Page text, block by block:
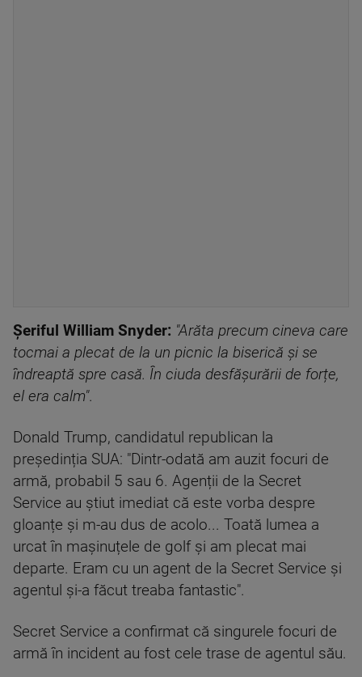
Șeriful William Snyder: "Arăta precum cineva care
tocmai a plecat de la un picnic la biserică și se
îndreaptă spre casă. În ciuda desfășurării de forțe,
el era calm".
Donald Trump, candidatul republican la
președinția SUA: "Dintr-odată am auzit focuri de
armă, probabil 5 sau 6. Agenții de la Secret
Service au știut imediat că este vorba despre
gloanțe și m-au dus de acolo... Toată lumea a
urcat în mașinuțele de golf și am plecat mai
departe. Eram cu un agent de la Secret Service și
agentul și-a făcut treaba fantastic".
Secret Service a confirmat că singurele focuri de
armă în incident au fost cele trase de agentul său.